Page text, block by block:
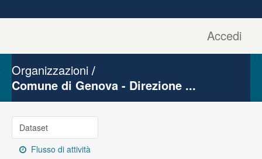
Accedi
Gruppi
Organizzazioni
Comune di Genova - Direzione ...
Dataset
Flusso di attività